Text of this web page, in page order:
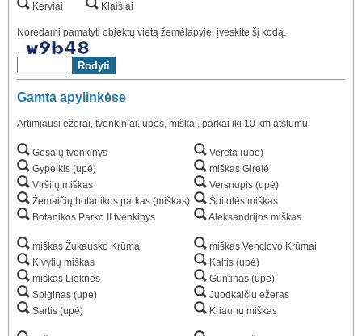
Kerviai
Klaišiai
Norėdami pamatyti objektų vietą žemėlapyje, įveskite šį kodą.
Gamta apylinkėse
Artimiausi ežerai, tvenkiniai, upės, miškai, parkai iki 10 km atstumu:
Gėsalų tvenkinys
Gypelkis (upė)
Viršilų miškas
Žemaičių botanikos parkas (miškas)
Botanikos Parko II tvenkinys
miškas Žukausko Krūmai
Kivylių miškas
miškas Lieknės
Spiginas (upė)
Sartis (upė)
Vereta (upė)
miškas Girelė
Versnupis (upė)
Špitolės miškas
Aleksandrijos miškas
miškas Venclovo Krūmai
Kaltis (upė)
Guntinas (upė)
Juodkaičių ežeras
Kriaunų miškas